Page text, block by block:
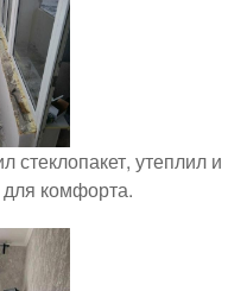
стеклопакет, утеплил и
комфорта.